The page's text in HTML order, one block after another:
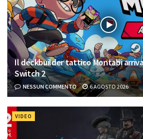
Il deckbuilder tattico Montabi
Switch 2
NESSUN COMMENTO 6 AGOSTO 2026
VIDEO